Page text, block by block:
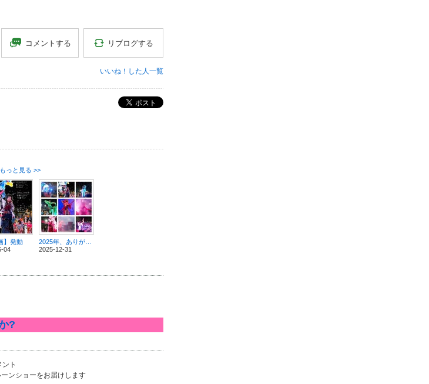
コメントする リブログする
いいね！した人一覧
ポスト
もっと見る >>
】発動
04
2025-12-31
?
ト
ンショーをお届けします